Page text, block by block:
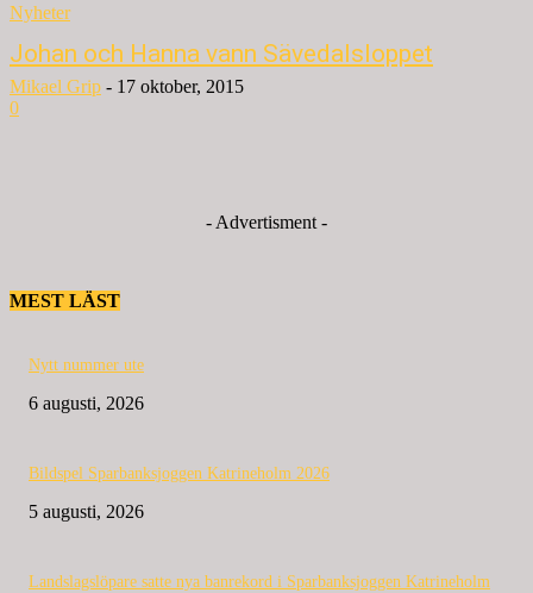
Nyheter
Johan och Hanna vann Sävedalsloppet
Mikael Grip - 17 oktober, 2015
0
- Advertisment -
MEST LÄST
Nytt nummer ute
6 augusti, 2026
Bildspel Sparbanksjoggen Katrineholm 2026
5 augusti, 2026
Landslagslöpare satte nya banrekord i Sparbanksjoggen Katrineholm